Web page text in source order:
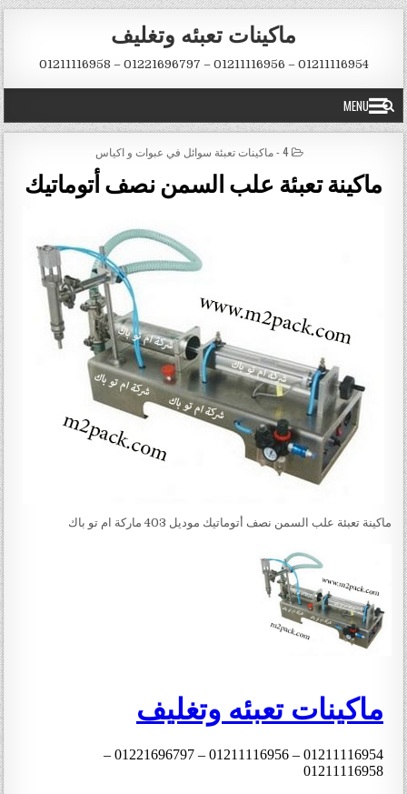
Skip to content
ماكينات تعبئه وتغليف
01211116954 – 01211116956 – 01221696797 – 01211116958
MENU
POSTED IN
4 - ماكينات تعبئة سوائل في عبوات و اكياس
ماكينة تعبئة علب السمن نصف أتوماتيك
ماكينة تعبئة علب السمن نصف أتوماتيك موديل 403 ماركة ام تو باك